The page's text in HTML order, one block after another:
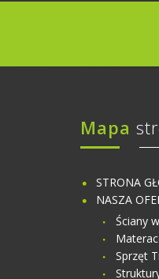
Mapa
STRONA
NASZA
Ściany
Sprzęt